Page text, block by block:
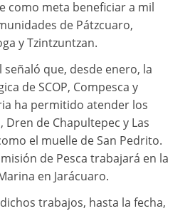
como meta beneficiar a mil
de Pátzcuaro,
y Tzintzuntzan.
que, desde enero, la
de SCOP, Compesca y
ha permitido atender los
Dren de Chapultepec y Las
el muelle de San Pedrito.
de Pesca trabajará en la
en Jarácuaro.
trabajos, hasta la fecha,